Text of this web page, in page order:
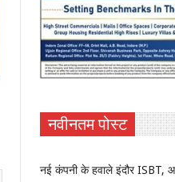
नवीनतम पोस्ट
नई कंपनी के हवाले इंदौर ISBT,